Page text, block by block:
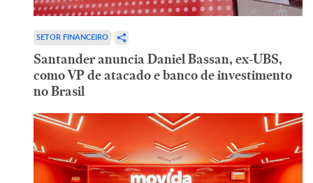
SETOR FINANCEIRO
Santander anuncia Daniel Bassan, ex-UBS,
como VP de atacado e banco de investimento
no Brasil